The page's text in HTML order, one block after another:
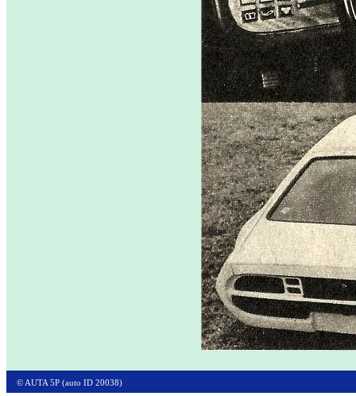
© AUTA 5P (auto ID 20038)